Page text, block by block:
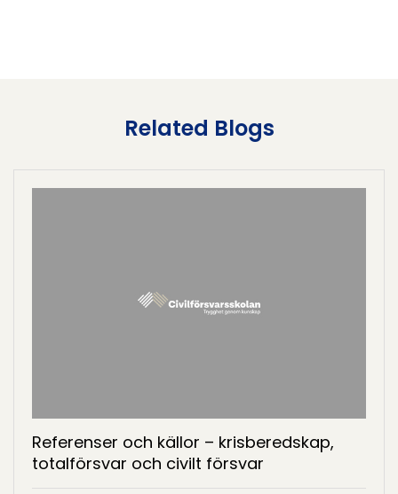
Related Blogs
Referenser och källor – krisberedskap,
totalförsvar och civilt försvar